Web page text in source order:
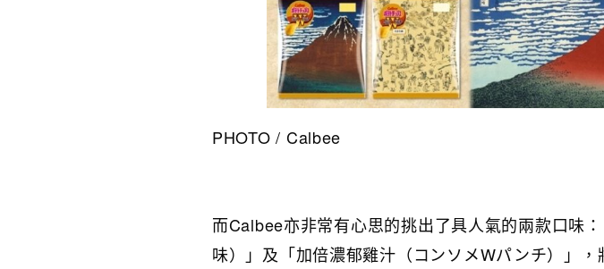
PHOTO / Calbee
而Calbee亦非常有心思的挑出了具人氣的兩款口味
味）」及「加倍濃郁雞汁（コンソメWパンチ）」，